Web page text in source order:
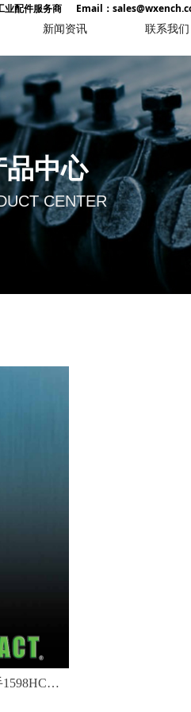
新闻资讯 联系我们
业配件服务商 Email：
六
品中心
CENTER